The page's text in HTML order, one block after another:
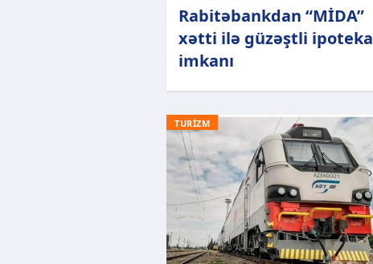
Rabitəbankdan “MİDA”
xətti ilə güzəştli ipoteka
imkanı
TURİZM